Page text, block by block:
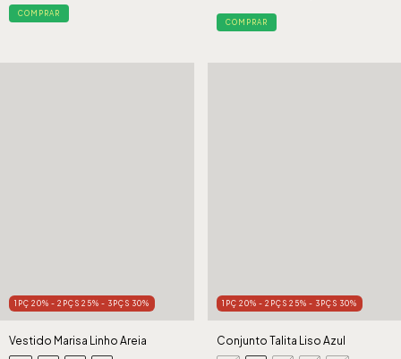
COMPRAR
COMPRAR
1PÇ 20% - 2PÇS 25% - 3PÇS 30%
Vestido Marisa Linho Areia
1PÇ 20% - 2PÇS 25% - 3PÇS 30%
Conjunto Talita Liso Azul